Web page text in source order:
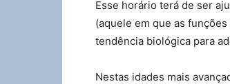
Esse horário terá de ser
(aquele em que as
tendência biológica para
Nestas idades mais